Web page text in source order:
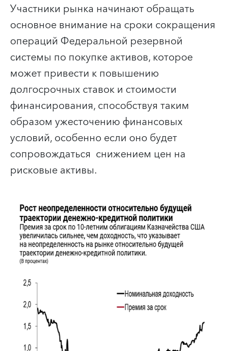
Участники рынка начинают обращать
основное внимание на сроки сокращения
операций Федеральной резервной
системы по покупке активов, которое
может привести к повышению
долгосрочных ставок и стоимости
финансирования, способствуя таким
образом ужесточению финансовых
условий, особенно если оно будет
сопровождаться снижением цен на
рисковые активы.